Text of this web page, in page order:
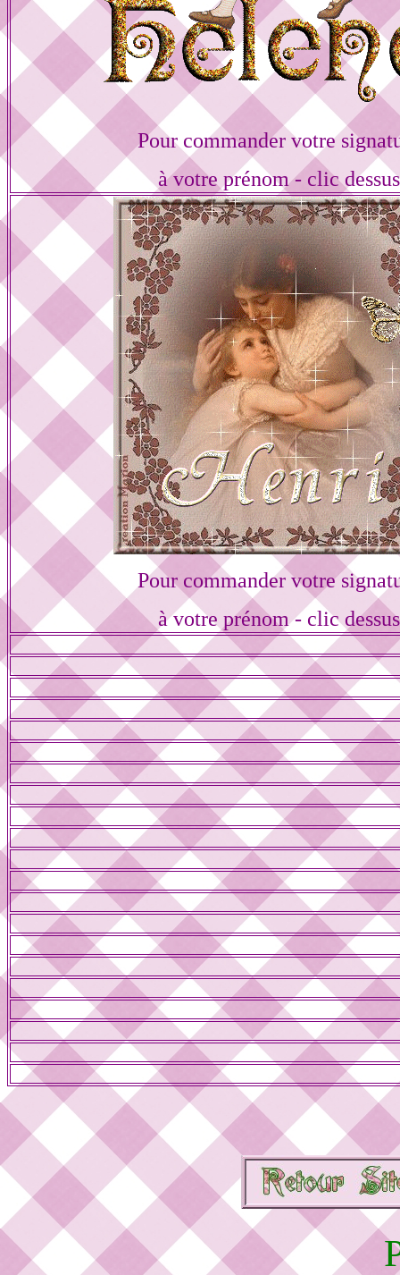
Pour commander votre
à votre prénom - clic dessus
Pour commander votre
à votre prénom - clic dessus